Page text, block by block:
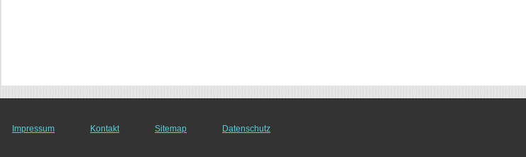
Impressum Kontakt Sitemap Datenschutz